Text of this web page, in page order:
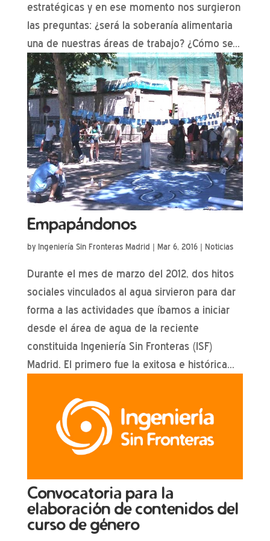
estratégicas y en ese momento nos surgieron
las preguntas: ¿será la soberanía alimentaria
una de nuestras áreas de trabajo? ¿Cómo se...
Empapándonos
by Ingeniería Sin Fronteras Madrid | Mar 6, 2016| Noticias
Durante el mes de marzo del 2012, dos hitos
sociales vinculados al agua sirvieron para dar
forma a las actividades que íbamos a iniciar
desde el área de agua de la reciente
constituida Ingeniería Sin Fronteras (ISF)
Madrid. El primero fue la exitosa e histórica...
Convocatoria para la
elaboración de contenidos del
curso de género